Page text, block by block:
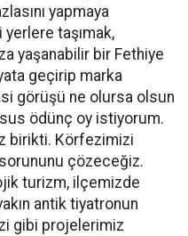
yapmaya
yerlere taşımak,
yaşanabilir bir Fethiye
geçirip marka
görüşü ne olursa olsun
ödünç oy istiyorum.
birikti. Körfezimizi
çözeceğiz.
turizm, ilçemizde
antik tiyatronun
gibi projelerimiz